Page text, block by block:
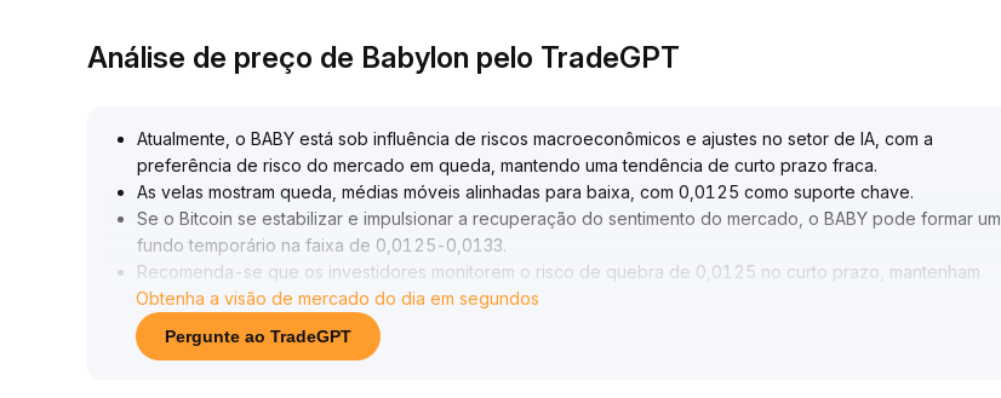
Análise de preço de Babylon pelo TradeGPT
Atualmente, o BABY está sob influência de riscos macroeconômicos e ajustes no setor de IA, com a
preferência de risco do mercado em queda, mantendo uma tendência de curto prazo fraca.
As velas mostram queda, médias móveis alinhadas para baixa, com 0,0125 como suporte chave.
Se o Bitcoin se estabilizar e impulsionar a recuperação do sentimento do mercado, o BABY pode formar um
fundo temporário na faixa de 0,0125-0,0133.
Recomenda-se que os investidores monitorem o risco de quebra de 0,0125 no curto prazo, mantenham
postura cautelosa em níveis elevados e adotem uma abordagem prudente para posições de médio e longo
prazo, aguardando sinais de estabilização das principais criptomoedas e melhora na preferência de risco
antes de entrar
Obtenha a visão de mercado do dia em segundos
Pergunte ao TradeGPT